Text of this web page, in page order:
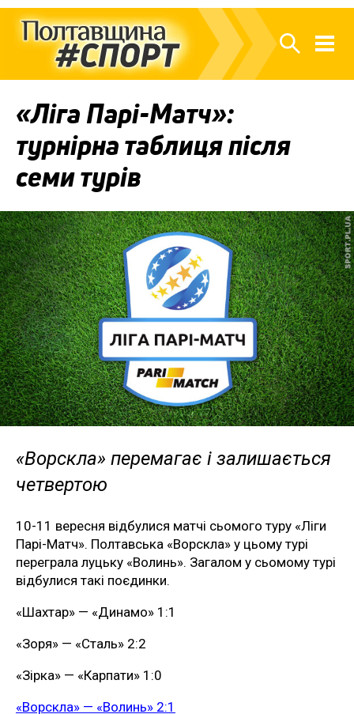
«Ліга Парі-Матч»:
турнірна таблиця після
семи турів
«Ворскла» перемагає і залишається
четвертою
10-11 вересня відбулися матчі сьомого туру «Ліги
Парі-Матч». Полтавська «Ворскла» у цьому турі
переграла луцьку «Волинь». Загалом у сьомому турі
відбулися такі поєдинки.
«Шахтар» — «Динамо» 1:1
«Зоря» — «Сталь» 2:2
«Зірка» — «Карпати» 1:0
«Ворскла» — «Волинь» 2:1